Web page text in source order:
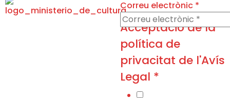
Correu electrònic *
electrònic
política
Correu
Acceptació de la
política de
privacitat de l'Avís
Legal *